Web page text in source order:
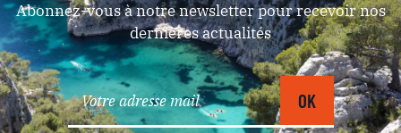
Abonnez-vous à notre newsletter pour recevoir nos
dernières actualités